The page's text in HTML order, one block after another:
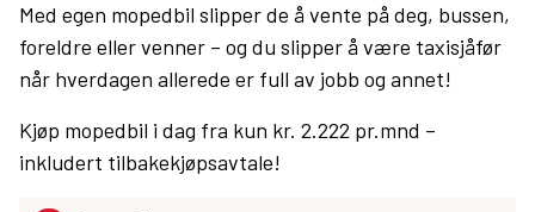
Med egen mopedbil slipper de å vente på deg, bussen,
foreldre eller venner – og du slipper å være taxisjåfør
når hverdagen allerede er full av jobb og annet!
Kjøp mopedbil i dag fra kun kr. 2.222 pr.mnd –
inkludert tilbakekjøpsavtale!